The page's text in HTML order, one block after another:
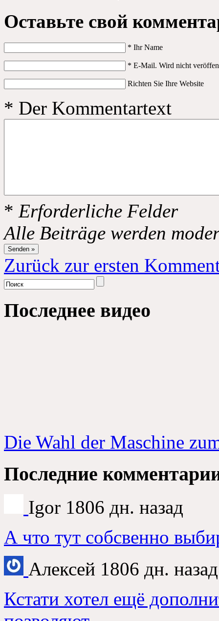
Оставьте свой
* Ihr Name
* E-Mail. Wird nicht
Richten Sie Ihre Website
* Der Kommentartext
* Erforderliche Felder
Alle Beiträge werden
Zurück zur ersten
Последнее видео
Die Wahl der Maschine
Последние
Igor 1806 дн. назад
А что тут собсвенно
Алексей 1806 дн. назад
Кстати хотел ещё